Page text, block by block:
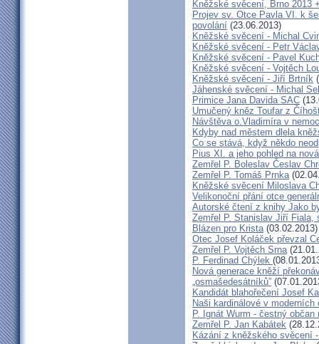
Kněžské svěcení, Brno 2013
Projev sv. Otce Pavla VI. k
povolání (23.06.2013)
Kněžské svěcení - Michal
Kněžské svěcení - Petr
Kněžské svěcení - Pavel
Kněžské svěcení - Vojtěch
Kněžské svěcení - Jiří Brtník
Jáhenské svěcení - Michal
Primice Jana Davida SAC
Umučený kněz Toufar z
Návštěva o.Vladimíra v
Kdyby nad městem dlela
Co se stává, když někdo
Pius XI. a jeho pohled na
Zemřel P. Boleslav Česlav
Zemřel P. Tomáš Prnka
Kněžské svěcení Miloslava
Velikonoční přání otce
Autorské čtení z knihy Jako
Zemřel P. Stanislav Jiří Fiala,
Blázen pro Krista(03.02.2013)
Otec Josef Koláček převzal
Zemřel P. Vojtěch Srna
P. Ferdinad Chýlek
Nová generace kněží
„osmašedesátníků”
Kandidát blahořečení Josef
Naši kardinálové v
P. Ignát Wurm - čestný
Zemřel P. Jan Kabátek
Kázání z kněžského svěcení